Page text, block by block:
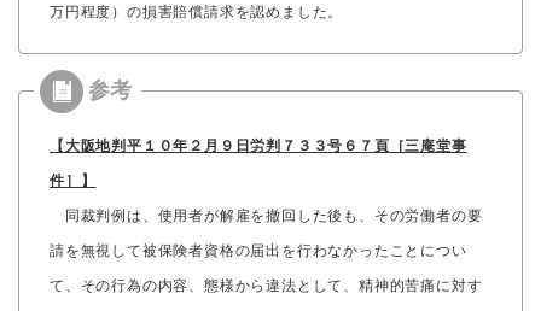
万円程度）の損害賠償請求を認めました。
【大阪地判平１０年２月９日労判７３３号６７頁［三庵堂事
件］】
同裁判例は、使用者が解雇を撤回した後も、その労働者の要
請を無視して被保険者資格の届出を行わなかったことについ
て、その行為の内容、態様から違法として、精神的苦痛に対す